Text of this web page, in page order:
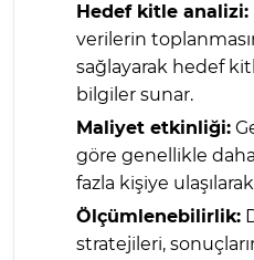
Hedef kitle analizi:
verilerin
sağlayarak hedef
bilgiler sunar.
Maliyet etkinliği:
göre genellikle
fazla kişiye
Ölçümlenebilirlik:
stratejileri,